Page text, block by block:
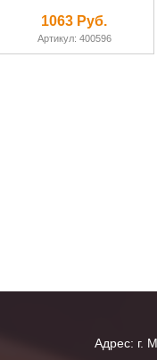
1063 Руб.
Артикул: 400596
Адрес: г.